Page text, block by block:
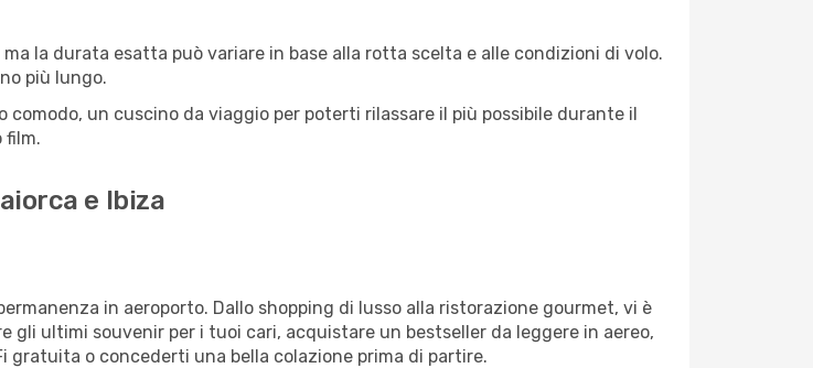
la durata esatta può variare in base alla rotta scelta e alle condizioni di volo.
più lungo.
un cuscino da viaggio per poterti rilassare il più possibile durante il
film.
e Ibiza
in aeroporto. Dallo shopping di lusso alla ristorazione gourmet, vi è
gli ultimi souvenir per i tuoi cari, acquistare un bestseller da leggere in aereo,
o concederti una bella colazione prima di partire.